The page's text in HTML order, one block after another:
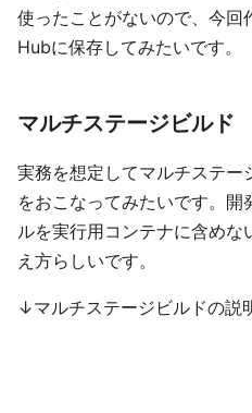
使ったことがないので、今
Hubに保存してみたいです。
マルチステージビルド
実務を想定してマルチステー
をおこなってみたいです。開
ルを実行用コンテナに含め
え方らしいです。
↓マルチステージビルドの説